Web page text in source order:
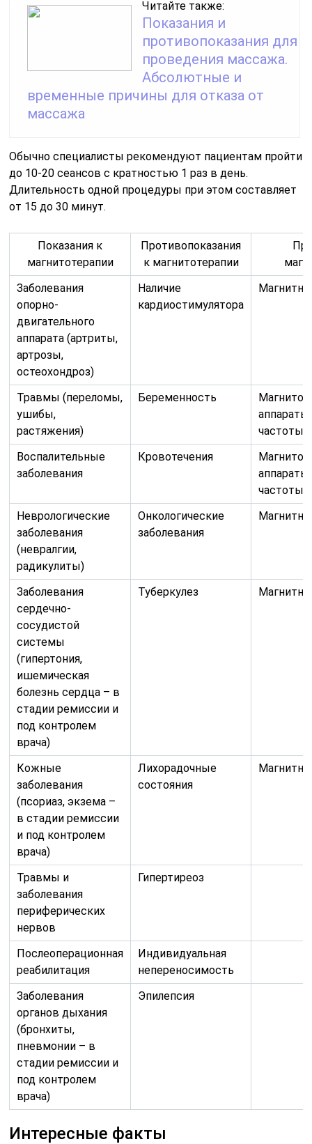
Читайте также:
Показания и
противопоказания для
проведения массажа.
Абсолютные и
временные причины для отказа от
массажа
Обычно специалисты рекомендуют пациентам пройти
до 10-20 сеансов с кратностью 1 раз в день.
Длительность одной процедуры при этом составляет
от 15 до 30 минут.
Показания к
магнитотерапии
Противопоказания
к магнитотерапии
Заболевания
опорно-
двигательного
аппарата (артриты,
артрозы,
остеохондроз)
Наличие
кардиостимулятора
Травмы (переломы,
ушибы,
растяжения)
Беременность
аппараты
частоты
Воспалительные
заболевания
Кровотечения
частоты
Неврологические
заболевания
(невралгии,
радикулиты)
Онкологические
заболевания
Заболевания
сердечно-
сосудистой
системы
(гипертония,
ишемическая
болезнь сердца – в
стадии ремиссии и
под контролем
врача)
Туберкулез
Кожные
заболевания
(псориаз, экзема –
в стадии ремиссии
и под контролем
врача)
Лихорадочные
состояния
Травмы и
заболевания
периферических
нервов
Гипертиреоз
Послеоперационная
реабилитация
Индивидуальная
непереносимость
Заболевания
органов дыхания
(бронхиты,
пневмонии – в
стадии ремиссии и
под контролем
врача)
Эпилепсия
Интересные факты